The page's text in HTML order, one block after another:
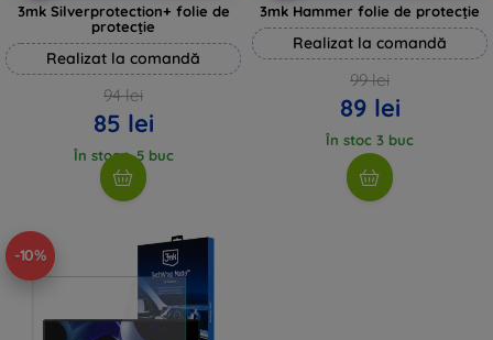
3mk Silverprotection+ folie de
protecție
Realizat la comandă
94 lei
85 lei
În stoc > 5 buc
3mk Hammer folie de protecție
Realizat la comandă
99 lei
89 lei
În stoc 3 buc
-10%